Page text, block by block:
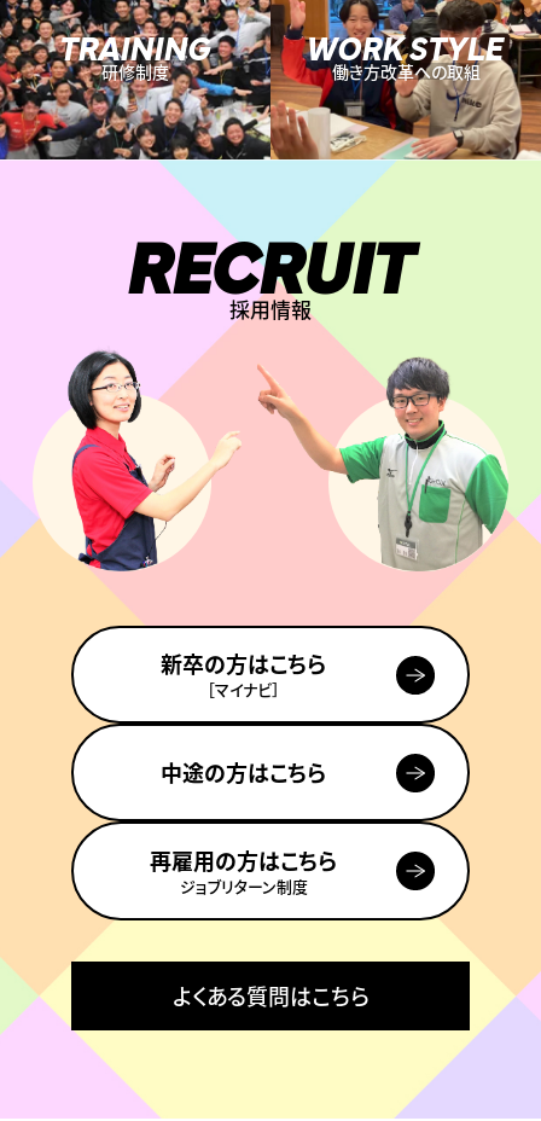
TRAINING
研修制度
WORK STYLE
働き方改革への取組
RECRUIT
採用情報
新卒の方はこちら
［マイナビ］
中途の方はこちら
再雇用の方はこちら
ジョブリターン制度
よくある質問はこちら